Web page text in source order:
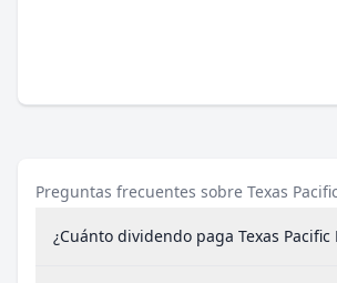
Preguntas frecuentes sobre Texas
¿Cuánto dividendo paga Texas Pacific